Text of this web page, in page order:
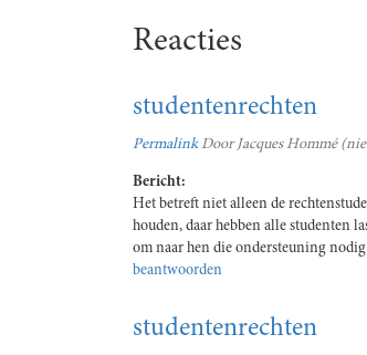
Reacties
studentenrechten
PermalinkDoor Jacques Hommé
Bericht:
Het betreft niet alleen de
houden, daar hebben alle studenten
om naar hen die ondersteuning
beantwoorden
studentenrechten